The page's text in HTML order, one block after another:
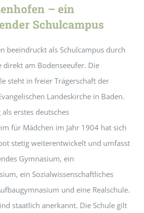
– ein
Schulcampus
beeindruckt als Schulcampus durch
direkt am Bodenseeufer. Die
steht in freier Trägerschaft der
Landeskirche in Baden.
erstes deutsches
für Mädchen im Jahr 1904 hat sich
stetig weiterentwickelt und umfasst
Gymnasium, ein
ein Sozialwissenschaftliches
und eine Realschule.
staatlich anerkannt. Die Schule gilt